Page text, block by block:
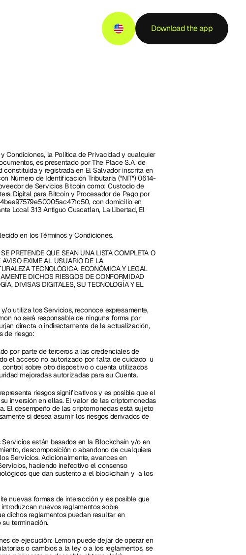
Download the app
y Condiciones, la Política de Privacidad y cualquier
es presentado por The Place S.A. de
constituida y registrada en El Salvador inscrita en
Número de Identificación Tributaria (“NIT”) 0614-
de Servicios Bitcoin como: Custodio de
Digital para Bitcoin y Procesador de Pago por
con domicilio en
Local 313 Antiguo Cuscatlan, La Libertad, El
en los Términos y Condiciones.
PRETENDE QUE SEAN UNA LISTA COMPLETA O
AVISO EXIME AL USUARIO DE LA
TECNOLÓGICA, ECONÓMICA Y LEGAL
DICHOS RIESGOS DE CONFORMIDAD
DIVISAS DIGITALES, SU TECNOLOGÍA Y EL
o utiliza los Servicios, reconoce expresamente,
no será responsable de ninguna forma por
directa o indirectamente de la actualización,
de riesgo:
por parte de terceros a las credenciales de
el acceso no autorizado por falta de cuidado  u
sobre otro dispositivo o cuenta utilizados
mejoradas autorizadas para su Cuenta.
riesgos significativos y es posible que el
inversión en ellas. El valor de las criptomonedas
El desempeño de las criptomonedas está sujeto
si desea asumir los riesgos derivados de
están basados en la Blockchain y/o en
descomposición o abandono de cualquiera
Servicios. Adicionalmente, avances en
haciendo inefectivo el consenso
que dan sustento a el blockchain y  a los
nuevas formas de interacción y es posible que
nuevos reglamentos sobre
dichos reglamentos puedan resultar en
terminación.
de ejecución: Lemon puede dejar de operar en
o cambios a la ley o a los reglamentos, se